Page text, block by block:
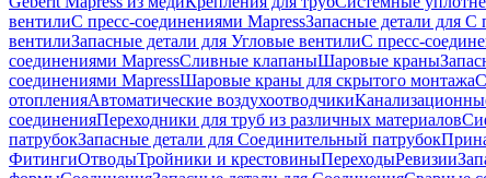
вентилиС пресс-соединениями MapressЗапасные детали для С
вентилиЗапасные детали для Угловые вентилиС пресс-
соединениями MapressСливные клапаныШаровые краны
соединениями MapressШаровые краны для скрытого монтажа
отопленияАвтоматические воздухоотводчики
соединенияПереходники для труб из различных материалов
патрубокЗапасные детали для Соединительный патрубок
ФитингиОтводыТройники и крестовиныПереходыРевизии